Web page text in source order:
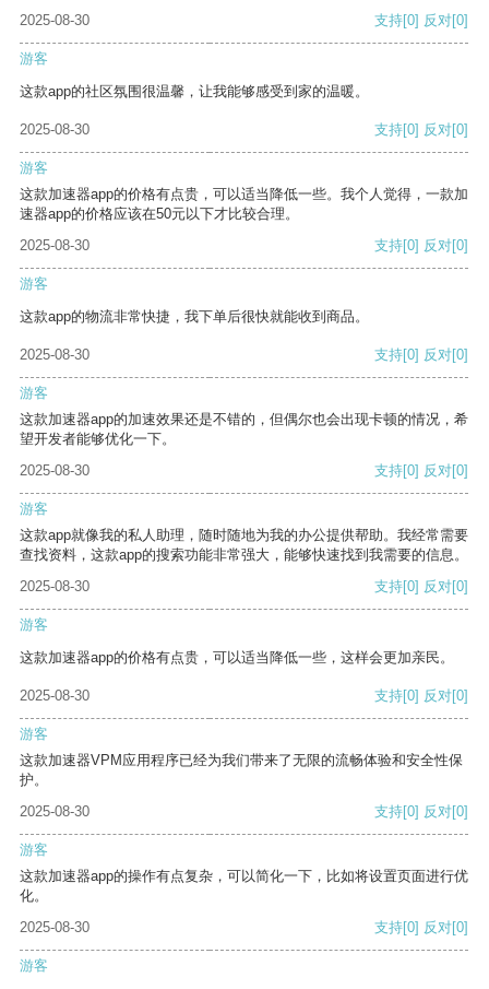
2025-08-30
支持[0] 反对[0]
游客
这款app的社区氛围很温馨，让我能够感受到家的温暖。
2025-08-30 支持[0] 反对[0]
游客
这款加速器app的价格有点贵，可以适当降低一些。我个人觉得，一款加
速器app的价格应该在50元以下才比较合理。
2025-08-30
支持[0] 反对[0]
游客
这款app的物流非常快捷，我下单后很快就能收到商品。
2025-08-30 支持[0] 反对[0]
游客
这款加速器app的加速效果还是不错的，但偶尔也会出现卡顿的情况，希
望开发者能够优化一下。
2025-08-30
支持[0] 反对[0]
游客
这款app就像我的私人助理，随时随地为我的办公提供帮助。我经常需要
查找资料，这款app的搜索功能非常强大，能够快速找到我需要的信息。
2025-08-30
支持[0] 反对[0]
游客
这款加速器app的价格有点贵，可以适当降低一些，这样会更加亲民。
2025-08-30 支持[0] 反对[0]
游客
这款加速器VPM应用程序已经为我们带来了无限的流畅体验和安全性保
护。
2025-08-30
支持[0] 反对[0]
游客
这款加速器app的操作有点复杂，可以简化一下，比如将设置页面进行优
化。
2025-08-30
支持[0] 反对[0]
游客